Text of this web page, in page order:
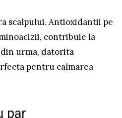
scalpului. Antioxidantii pe
contribuie la
urma, datorita
pentru calmarea
par